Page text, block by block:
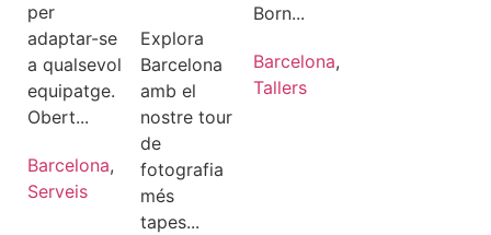
per
adaptar-se
a qualsevol
equipatge.
Obert...
Barcelona,
Serveis
Explora
Barcelona
amb el
nostre tour
de
fotografia
més
tapes...
Born...
Barcelona,
Tallers